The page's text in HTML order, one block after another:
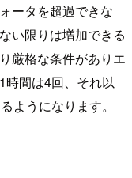
ータを超過できな
い限りは増加できる
厳格な条件がありエ
時間は4回、それ以
ようになります。